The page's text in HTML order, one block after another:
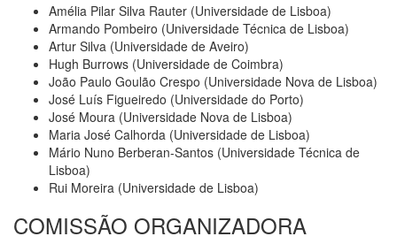
Amélia Pilar Silva Rauter (Universidade de Lisboa)
Armando Pombeiro (Universidade Técnica de Lisboa)
Artur Silva (Universidade de Aveiro)
Hugh Burrows (Universidade de Coimbra)
João Paulo Goulão Crespo (Universidade Nova de Lisboa)
José Luís Figueiredo (Universidade do Porto)
José Moura (Universidade Nova de Lisboa)
Maria José Calhorda (Universidade de Lisboa)
Mário Nuno Berberan-Santos (Universidade Técnica de
Lisboa)
Rui Moreira (Universidade de Lisboa)
COMISSÃO ORGANIZADORA